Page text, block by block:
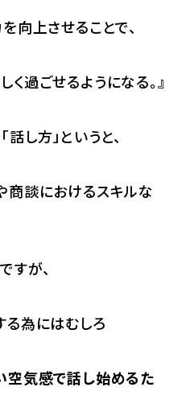
向上させることで、
過ごせるようになる。』
し方」というと、
商談におけるスキルな
すが、
る為にはむしろ
空気感で話し始めるた